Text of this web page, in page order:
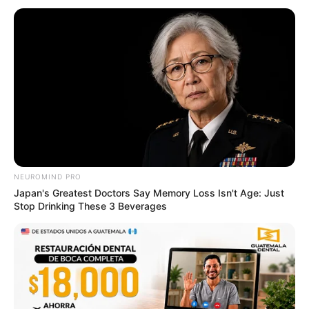
Why Is This Sports Photo Causing Outrage? Look
NEUROMIND PRO
Japan's Greatest Doctors Say Memory Loss Isn't Age: Just
Stop Drinking These 3 Beverages